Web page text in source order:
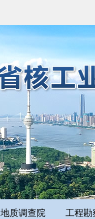
地质调查院 工程勘